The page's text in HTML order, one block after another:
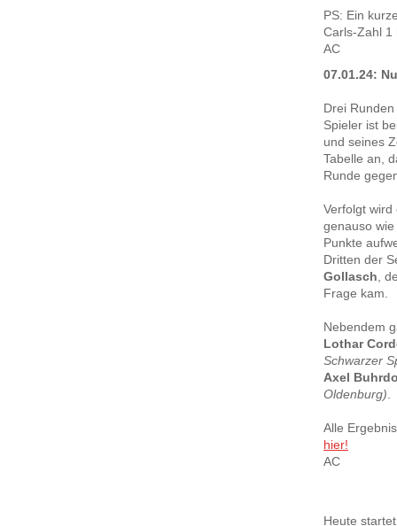
PS: Ein
Carls-Zahl
AC
07.01.24:
Drei
Spieler ist
und seines
Tabelle an,
Runde
Verfolgt
genauso
Punkte
Dritten der
Gollasch,
Frage kam.
Nebendem
Lothar
Schwarzer
Axel
Oldenburg).
Alle
hier!
AC
Heute